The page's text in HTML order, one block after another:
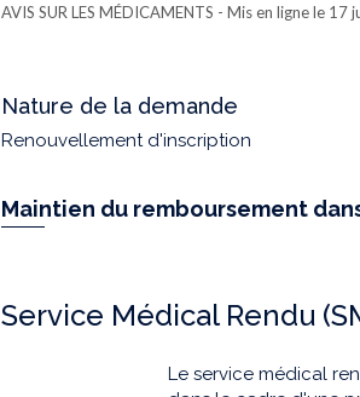
AVIS SUR LES MÉDICAMENTS - Mis en ligne le 17
Nature de la demande
Renouvellement d'inscription
Maintien du remboursement
Service Médical Rendu
Le service médical